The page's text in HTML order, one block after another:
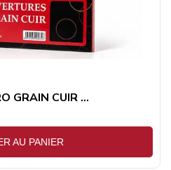
GRAIN CUIR ...
AU PANIER